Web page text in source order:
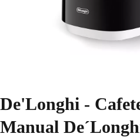
De'Longhi -
Manual